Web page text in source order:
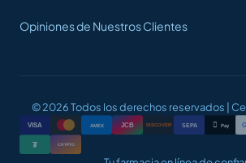
Opiniones de Nuestros Clientes
© 2026 Todos los derechos reservados |
VISA AMEX JCB DISCOVER SEPA  Pay G
₮ CRYPTO